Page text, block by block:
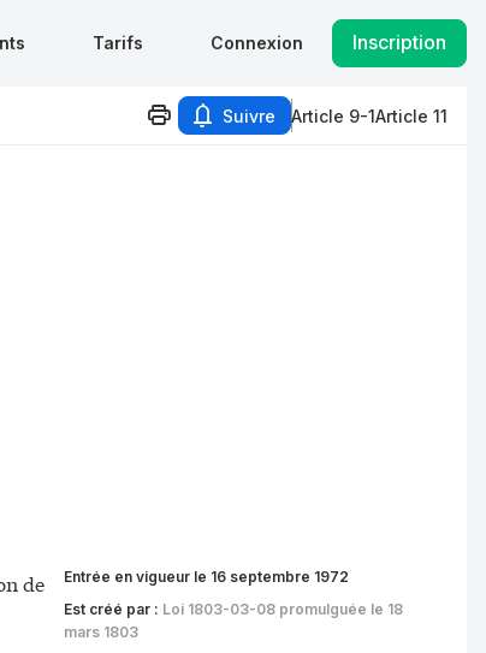
Tarifs Connexion Inscription
Suivre Article 9-1Article 11
de
Entrée en vigueur le 16 septembre 1972
Est créé par : Loi 1803-03-08 promulguée le 18
mars 1803